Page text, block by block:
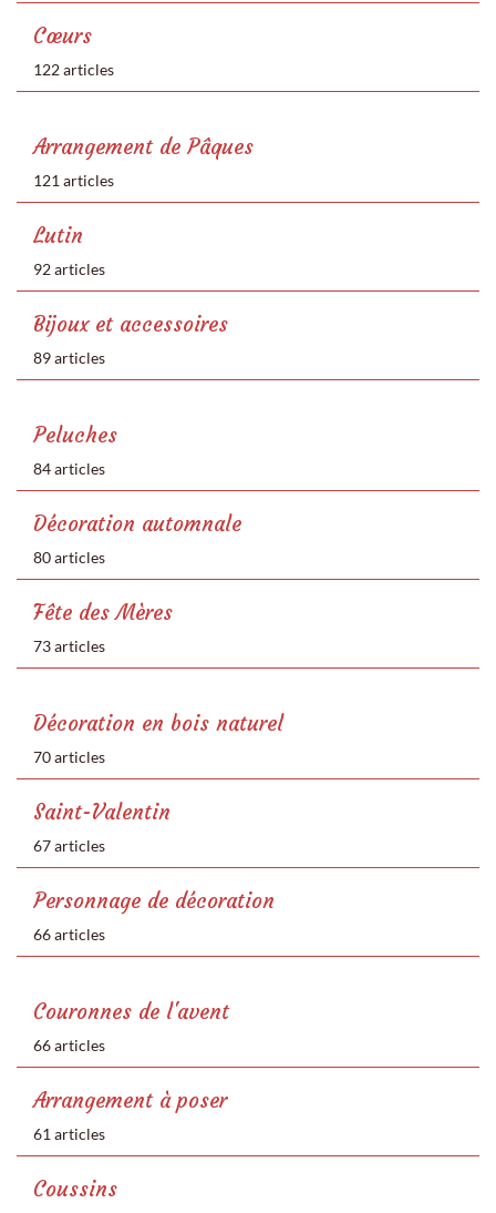
Cœurs
122 articles
Arrangement de Pâques
121 articles
Lutin
92 articles
Bijoux et accessoires
89 articles
Peluches
84 articles
Décoration automnale
80 articles
Fête des Mères
73 articles
Décoration en bois naturel
70 articles
Saint-Valentin
67 articles
Personnage de décoration
66 articles
Couronnes de l'avent
66 articles
Arrangement à poser
61 articles
Coussins